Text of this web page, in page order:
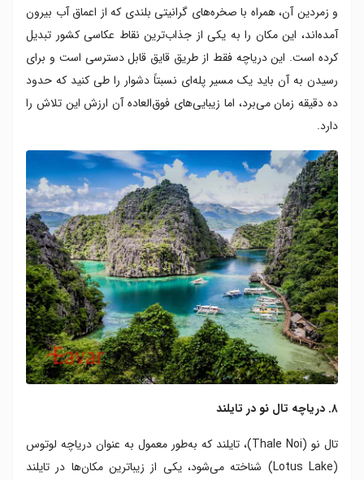
و زمردین آن، همراه با صخره‌های گرانیتی بلندی که از اعماق آب بیرون
آمده‌اند، این مکان را به یکی از جذاب‌ترین نقاط عکاسی کشور تبدیل
کرده است. این دریاچه فقط از طریق قایق قابل دسترسی است و برای
رسیدن به آن باید یک مسیر پله‌ای نسبتاً دشوار را طی کنید که حدود
ده دقیقه زمان می‌برد، اما زیبایی‌های فوق‌العاده آن ارزش این تلاش را
دارد.
۸. دریاچه تال نو در تایلند
تال نو (Thale Noi)، تایلند که به‌طور معمول به عنوان دریاچه لوتوس
(Lotus Lake) شناخته می‌شود، یکی از زیباترین مکان‌ها در تایلند